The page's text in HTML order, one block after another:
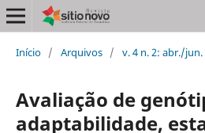
Início / Arquivos / v. 4 n. 2: abr./jun.
Avaliação de
adaptabilidade,